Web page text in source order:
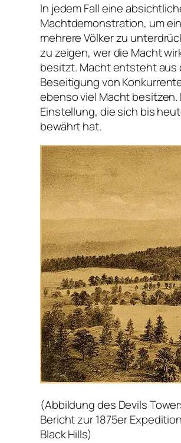
In jedem Fall eine
Machtdemonstration, um
mehrere Völker zu
zu zeigen, wer die Macht
besitzt. Macht entsteht aus
Beseitigung von
ebenso viel Macht besitzen.
Einstellung, die sich bis
bewährt hat.
(Abbildung des Devils
Bericht zur 1875er
Black Hills)